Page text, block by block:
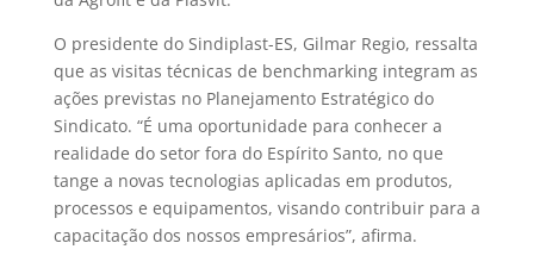
O presidente do Sindiplast-ES, Gilmar Regio, ressalta
que as visitas técnicas de benchmarking integram as
ações previstas no Planejamento Estratégico do
Sindicato. “É uma oportunidade para conhecer a
realidade do setor fora do Espírito Santo, no que
tange a novas tecnologias aplicadas em produtos,
processos e equipamentos, visando contribuir para a
capacitação dos nossos empresários”, afirma.